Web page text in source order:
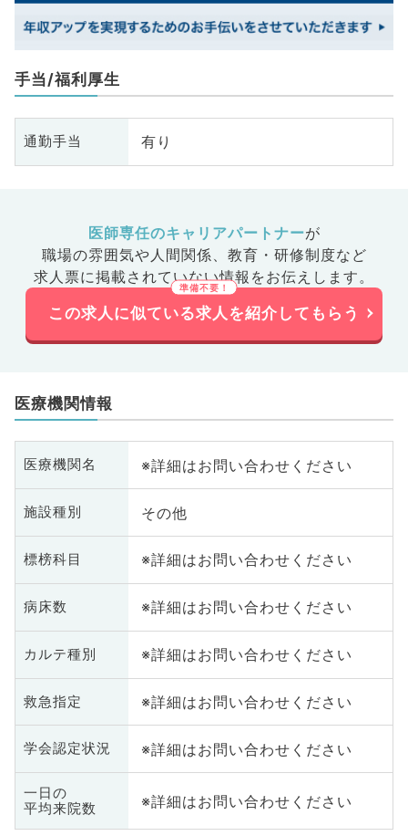
手当/福利厚生
通勤手当 有り
医師専任のキャリアパートナーが
職場の雰囲気や人間関係、 教育・研修制度など
求人票に掲載されていない情報をお伝えします。
この求人に似ている求人を紹介してもらう
医療機関情報
医療機関名 ※詳細はお問い合わせください
施設種別 その他
標榜科目 ※詳細はお問い合わせください
病床数 ※詳細はお問い合わせください
カルテ種別 ※詳細はお問い合わせください
救急指定 ※詳細はお問い合わせください
学会認定状況 ※詳細はお問い合わせください
一日の
平均来院数
※詳細はお問い合わせください